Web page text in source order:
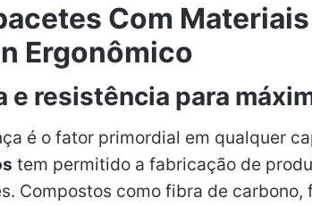
Com
Ergonômico
e resistência para
é o fator primordial em qualquer
tem permitido a fabricação de
Compostos como fibra de